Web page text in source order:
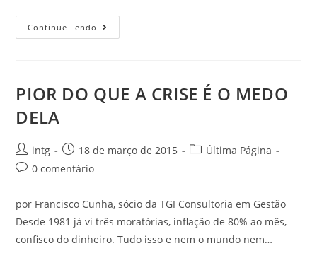
Continue Lendo
PIOR DO QUE A CRISE É O MEDO
DELA
intg 18 de março de 2015
Última Página
0 comentário
por Francisco Cunha, sócio da TGI Consultoria em Gestão
Desde 1981 já vi três moratórias, inflação de 80% ao mês,
confisco do dinheiro. Tudo isso e nem o mundo nem…